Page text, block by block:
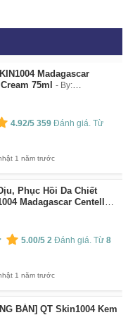
Madagascar
75ml
By:
4.92/5 359 Đánh giá. Từ
1 năm trước
Phục Hồi Da Chiết
Madagascar Centella
5.00/5 2 Đánh giá. Từ8
1 năm trước
BÁN] QT Skin1004 Kem